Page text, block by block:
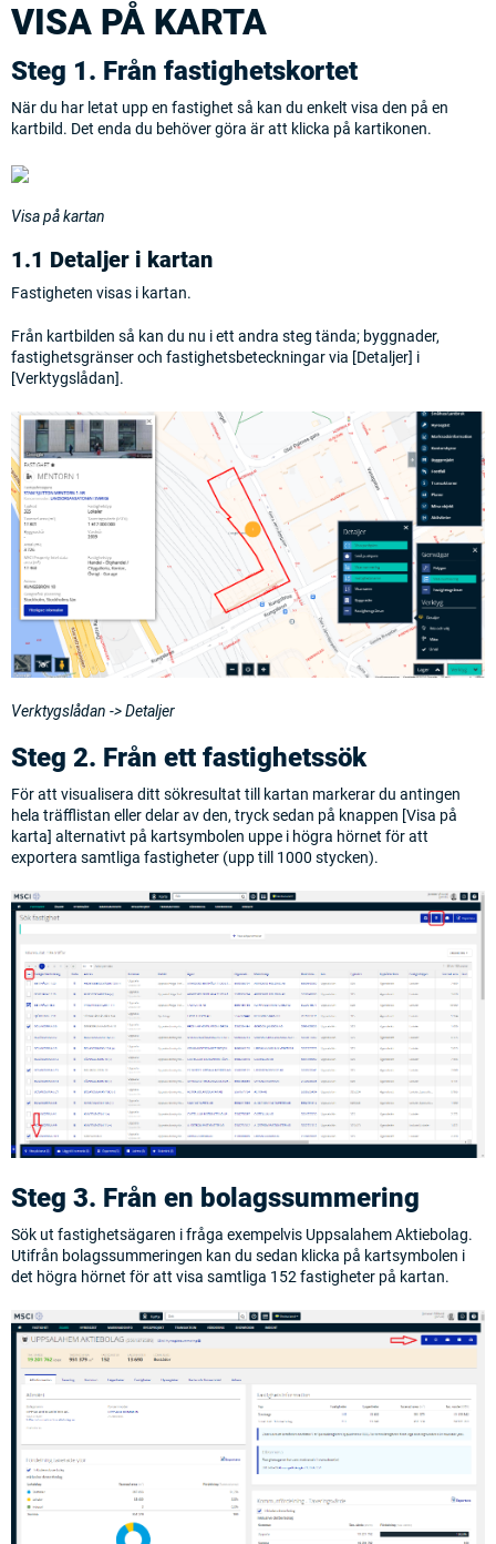
VISA PÅ KARTA
Steg 1. Från fastighetskortet
När du har letat upp en fastighet så kan du enkelt visa den på en
kartbild. Det enda du behöver göra är att klicka på kartikonen.
Visa på kartan
1.1 Detaljer i kartan
Fastigheten visas i kartan.
Från kartbilden så kan du nu i ett andra steg tända; byggnader,
fastighetsgränser och fastighetsbeteckningar via [Detaljer] i
[Verktygslådan].
Verktygslådan -> Detaljer
Steg 2. Från ett fastighetssök
För att visualisera ditt sökresultat till kartan markerar du antingen
hela träfflistan eller delar av den, tryck sedan på knappen [Visa på
karta] alternativt på kartsymbolen uppe i högra hörnet för att
exportera samtliga fastigheter (upp till 1000 stycken).
Steg 3. Från en bolagssummering
Sök ut fastighetsägaren i fråga exempelvis Uppsalahem Aktiebolag.
Utifrån bolagssummeringen kan du sedan klicka på kartsymbolen i
det högra hörnet för att visa samtliga 152 fastigheter på kartan.